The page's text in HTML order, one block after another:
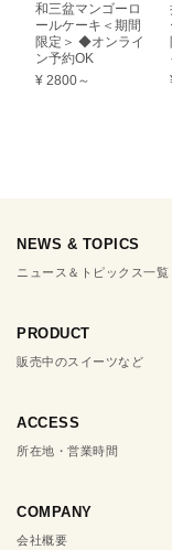
和三盆マンゴーロ
ールケーキ＜期間
限定＞ ◆オンライ
ン予約OK
¥ 2800～
NEWS & TOPICS
ニュース＆トピックス一覧
PRODUCT
販売中のスイーツなど
ACCESS
所在地・営業時間
COMPANY
会社概要